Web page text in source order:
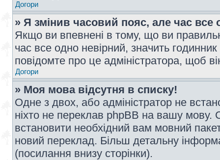
Догори
» Я змінив часовий пояс, але час все
Якщо ви впевнені в тому, що ви
час все одно невірний, значить
повідомте про це адміністратора, щоб
Догори
» Моя мова відсутня в списку!
Одне з двох, або адміністратор не
ніхто не переклав phpBB на вашу мову.
встановити необхідний вам мовний
новий переклад. Більш детальну
(посилання внизу сторінки).